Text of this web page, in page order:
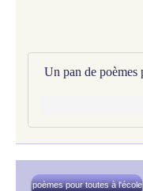
poèmes pour toutes à l'école